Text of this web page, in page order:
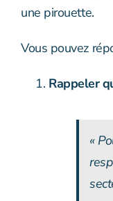
une pirouette.
Vous pouvez
Rappeler
«